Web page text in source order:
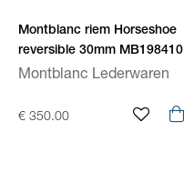
Montblanc riem Horseshoe
reversible 30mm MB198410
Montblanc Lederwaren
€ 350.00